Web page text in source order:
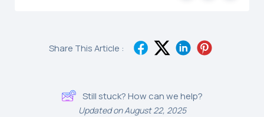
Share This Article :
Still stuck? How can we help?
Updated on August 22, 2025